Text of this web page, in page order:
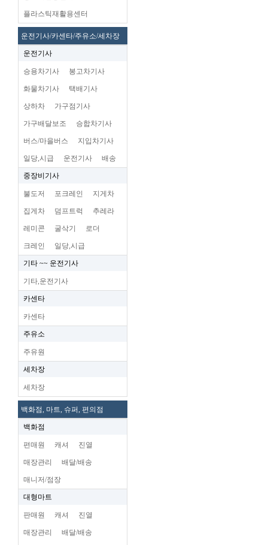
플라스틱재활용센터
운전기사/카센타/주유소/세차장
운전기사
승용차기사 봉고차기사
화물차기사 택배기사
상하차 가구점기사
가구배달보조 승합차기사
버스/마을버스 지입차기사
일당,시급 운전기사 배송
중장비기사
불도저 포크레인 지게차
집게차 덤프트럭 추레라
레미콘 굴삭기 로더
크레인 일당,시급
기타 ~~ 운전기사
기타,운전기사
카센타
카센타
주유소
주유원
세차장
세차장
백화점, 마트, 슈퍼, 편의점
백화점
편매원 캐셔 진열
매장관리 배달/배송
매니저/점장
대형마트
판매원 캐셔 진열
매장관리 배달/배송